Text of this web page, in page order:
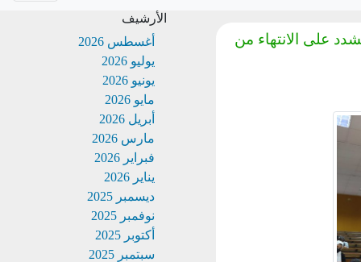
على الانتهاء من
الأرشيف
أغسطس 2026
يوليو 2026
يونيو 2026
مايو 2026
أبريل 2026
مارس 2026
فبراير 2026
يناير 2026
ديسمبر 2025
نوفمبر 2025
أكتوبر 2025
سبتمبر 2025